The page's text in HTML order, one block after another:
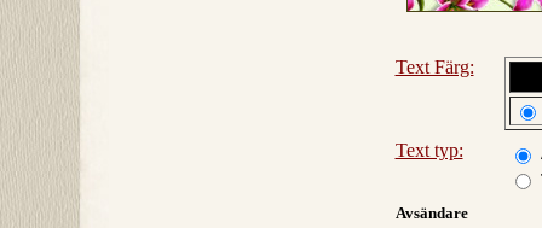
Text Färg:
Text typ:
Avsändare